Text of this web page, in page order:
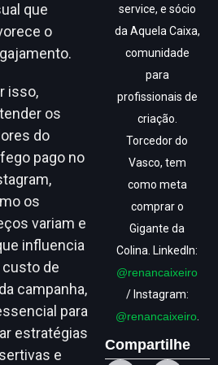
que
o
isso,
os
do
pago no
os
variam e
influencia
custo de
campanha,
para
estratégias
e
service, e sócio
da Aquela Caixa,
comunidade
para
profissionais de
criação.
Torcedor do
Vasco, tem
como meta
comprar o
Gigante da
Colina. LinkedIn:
@renancaixeiro
/ Instagram:
@renancaixeiro.
Compartilhe